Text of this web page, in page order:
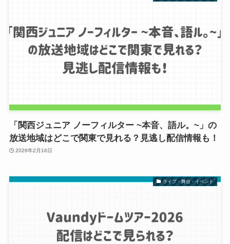
「関西ジュニア ノーフィルター ~本音、語ル。~」の
放送地域はどこで関東で見れる？見逃し配信情報も！
2026年2月16日
ライブ・舞台・イベント